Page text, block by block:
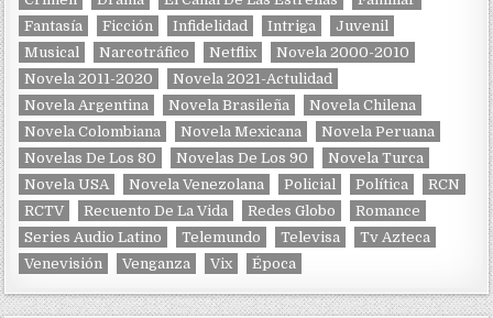
Fantasía
Ficción Infidelidad Intriga
Juvenil
Musical
Narcotráfico Netflix
Novela 2000-2010
Novela 2011-2020
Novela 2021-Actulidad
Novela Argentina
Novela Brasileña
Novela Chilena
Novela Colombiana
Novela Mexicana
Novela Peruana
Novelas De Los 80
Novelas De Los 90
Novela Turca
Novela USA
Novela Venezolana Policial Política
RCN
RCTV
Recuento De La Vida Redes Globo
Romance
Series Audio Latino
Telemundo Televisa
Tv Azteca
Venevisión
Venganza Vix Época